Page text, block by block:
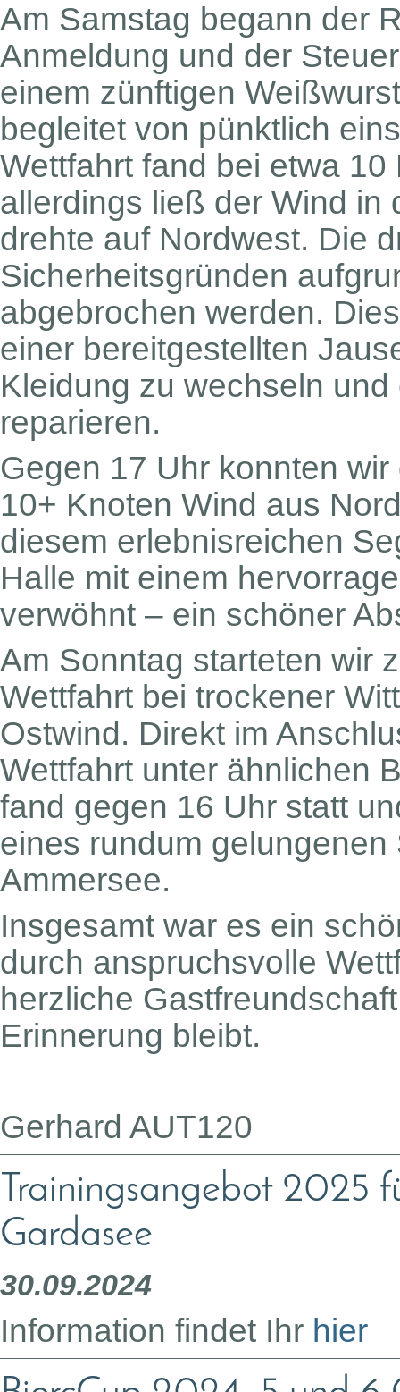
Am Samstag begann der
Anmeldung und der
einem zünftigen
begleitet von pünktlich
Wettfahrt fand bei etwa
allerdings ließ der Wind in
drehte auf Nordwest. Die
Sicherheitsgründen
abgebrochen werden.
einer bereitgestellten
Kleidung zu wechseln
reparieren.
Gegen 17 Uhr konnten
10+ Knoten Wind aus
diesem erlebnisreichen
Halle mit einem
verwöhnt – ein schöner
Am Sonntag starteten wir
Wettfahrt bei trockener
Ostwind. Direkt im
Wettfahrt unter ähnlichen
fand gegen 16 Uhr statt
eines rundum
Ammersee.
Insgesamt war es ein
durch anspruchsvolle
herzliche
Erinnerung bleibt.
Gerhard AUT120
Trainingsangebot 2025
Gardasee
30.09.2024
Information findet Ihr hier